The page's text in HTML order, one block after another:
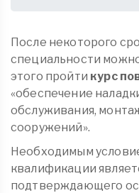
После некоторого
специальности
этого пройти курс
«обеспечение
обслуживания,
сооружений».
Необходимым
квалификации
подтверждающего